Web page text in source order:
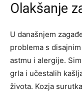
Olakšanje
U današnjem
problema s
astmu i alergije.
grla i učestalih
života. Kozja